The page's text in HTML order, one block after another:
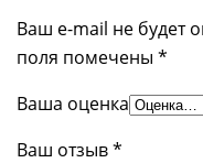
Ваш e-mail не будет
поля помечены *
Ваша оценка
Ваш отзыв*